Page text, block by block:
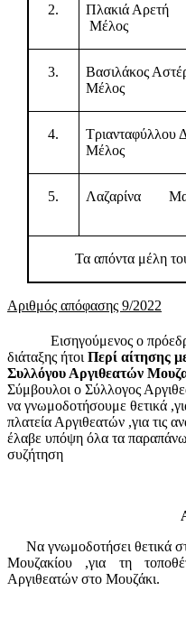
2.
Πλακιά Αρετή
Μέλος
3.
Βασιλάκος
Μέλος
4.
Τριανταφύλλου
Μέλος
5.
Λαζαρίνα
Τα απόντα μέλη
Αριθμός απόφασης 9/2022
Εισηγούμενος ο
διάταξης ήτοι Περί αίτησης
Συλλόγου Αργιθεατών
Σύμβουλοι ο Σύλλογος
να γνωμοδοτήσουμε θετικά
πλατεία Αργιθεατών ,για τις
έλαβε υπόψη όλα τα
συζήτηση
Να γνωμοδοτήσει θετικά
Μουζακίου ,για τη
Αργιθεατών στο Μουζάκι.